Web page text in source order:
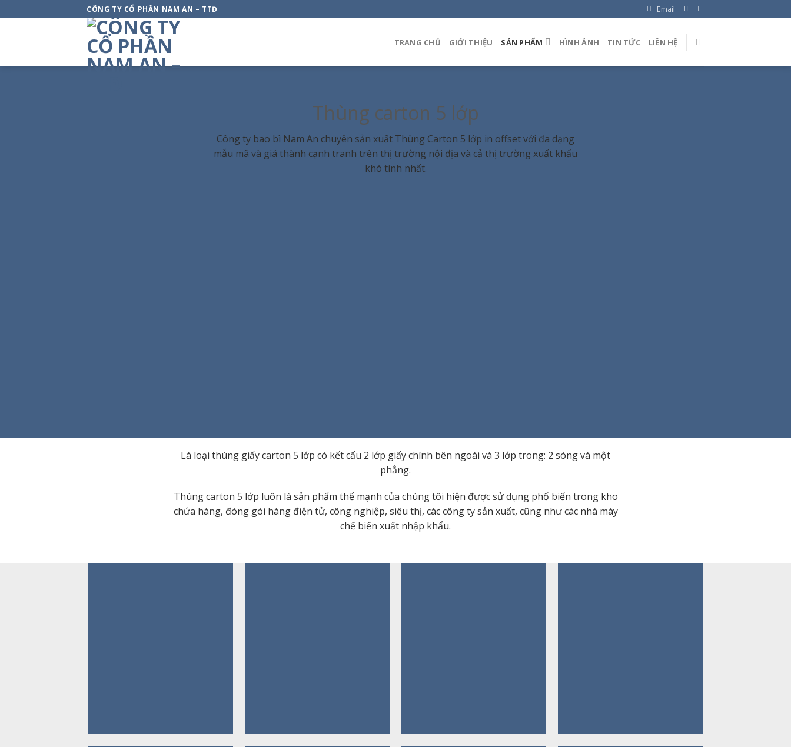
to
CÔNG TY CỔ PHẦN NAM AN – TTĐ Email
TRANG CHỦ GIỚI THIỆU SẢN PHẨM HÌNH ẢNH TIN TỨC LIÊN HỆ
Thùng carton 5 lớp
Công ty bao bì Nam An chuyên sản xuất Thùng Carton 5 lớp in offset với đa dạng
mẫu mã và giá thành cạnh tranh trên thị trường nội địa và cả thị trường xuất khẩu
khó tính nhất.
Là loại thùng giấy carton 5 lớp có kết cấu 2 lớp giấy chính bên ngoài và 3 lớp trong: 2 sóng và một
phẳng.
Thùng carton 5 lớp luôn là sản phẩm thế mạnh của chúng tôi hiện được sử dụng phổ biến trong kho
chứa hàng, đóng gói hàng điện tử, công nghiệp, siêu thị, các công ty sản xuất, cũng như các nhà máy
chế biến xuất nhập khẩu.